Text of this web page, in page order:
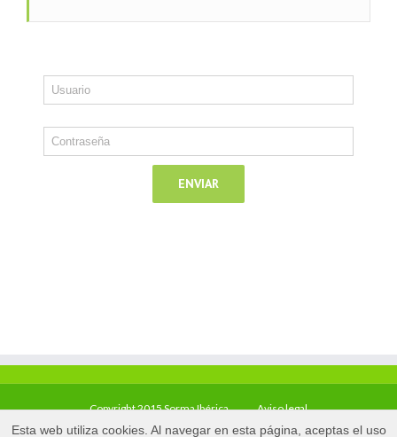
Copyright 2015 Sorma Ibérica Aviso legal
Esta web utiliza cookies. Al navegar en esta página, aceptas el uso